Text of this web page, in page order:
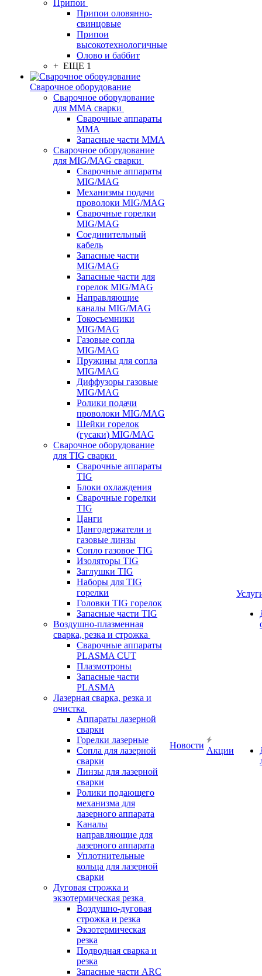
Припои
Припои оловянно-
свинцовые
Припои
высокотехнологичные
Олово и баббит
+ ЕЩЕ 1
Сварочное оборудование
Сварочное оборудование
для MMA сварки
Сварочные аппараты
MMA
Запасные части MMA
Сварочное оборудование
для MIG/MAG сварки
Сварочные аппараты
MIG/MAG
Механизмы подачи
проволоки MIG/MAG
Сварочные горелки
MIG/MAG
Соединительный
кабель
Запасные части
MIG/MAG
Запасные части для
горелок MIG/MAG
Направляющие
каналы MIG/MAG
Токосъемники
MIG/MAG
Газовые сопла
MIG/MAG
Пружины для сопла
MIG/MAG
Диффузоры газовые
MIG/MAG
Ролики подачи
проволоки MIG/MAG
Шейки горелок
(гусаки) MIG/MAG
Сварочное оборудование
для TIG сварки
Сварочные аппараты
TIG
Блоки охлаждения
Сварочные горелки
TIG
Цанги
Цангодержатели и
газовые линзы
Сопло газовое TIG
Изоляторы TIG
Заглушки TIG
Наборы для TIG
горелки
Головки TIG горелок
Запасные части TIG
Воздушно-плазменная
сварка, резка и строжка
Сварочные аппараты
PLASMA CUT
Плазмотроны
Запасные части
PLASMA
Лазерная сварка, резка и
очистка
Аппараты лазерной
сварки
Горелки лазерные
Сопла для лазерной
сварки
Линзы для лазерной
сварки
Ролики подающего
механизма для
лазерного аппарата
Каналы
направляющие для
лазерного аппарата
Уплотнительные
кольца для лазерной
сварки
Дуговая строжка и
экзотермическая резка
Воздушно-дуговая
строжка и резка
Экзотермическая
резка
Подводная сварка и
резка
Запасные части ARC
Новости
Акции